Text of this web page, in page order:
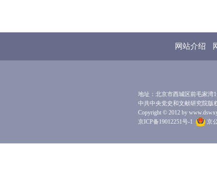
网站介绍
地址：北京市西城区前毛家湾
中共中央党史和文献研究院版
Copyright © 2012 by
京ICP备19012251号-1
京